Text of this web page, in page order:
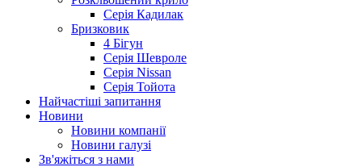
Серія Кадилак
Бризковик
4 Бігун
Серія Шевроле
Серія Nissan
Серія Тойота
Найчастіші запитання
Новини
Новини компанії
Новини галузі
Зв'яжіться з нами